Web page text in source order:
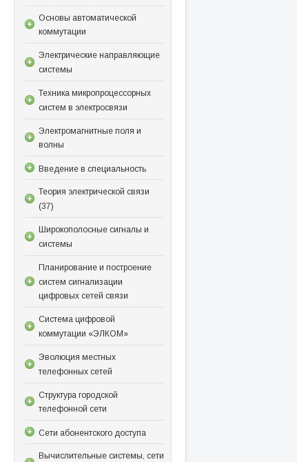
Основы автоматической
коммутации
Электрические направляющие
системы
Техника микропроцессорных
систем в электросвязи
Электромагнитные поля и
волны
Введение в специальность
Теория электрической связи
(37)
Широкополосные сигналы и
системы
Планирование и построение
систем сигнализации
цифровых сетей связи
Система цифровой
коммутации «ЭЛКОМ»
Эволюция местных
телефонных сетей
Структура городской
телефонной сети
Сети абонентского доступа
Вычислительные системы, сети